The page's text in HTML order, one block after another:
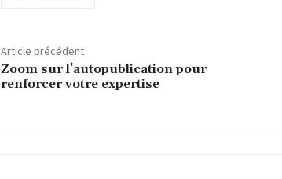
Article précédent
Zoom sur l’autopublication pour
renforcer votre expertise